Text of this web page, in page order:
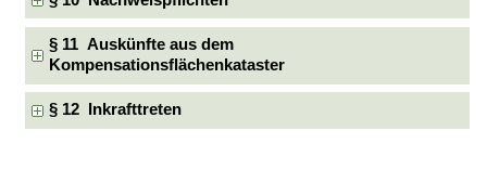
§ 11 Auskünfte aus dem
Kompensationsflächenkataster
§ 12 Inkrafttreten